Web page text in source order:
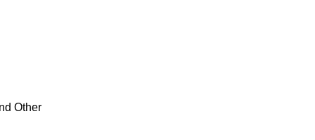
Other